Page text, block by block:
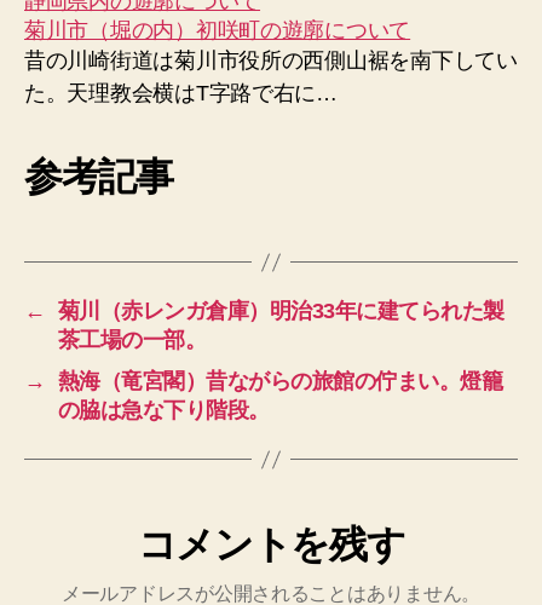
菊川市（堀の内）初咲町の遊廓について
昔の川崎街道は菊川市役所の西側山裾を南下してい
た。天理教会横はT字路で右に…
参考記事
←
菊川（赤レンガ倉庫）明治33年に建てられた製
茶工場の一部。
→
熱海（竜宮閣）昔ながらの旅館の佇まい。燈籠
の脇は急な下り階段。
コメントを残す
メールアドレスが公開されることはありません。